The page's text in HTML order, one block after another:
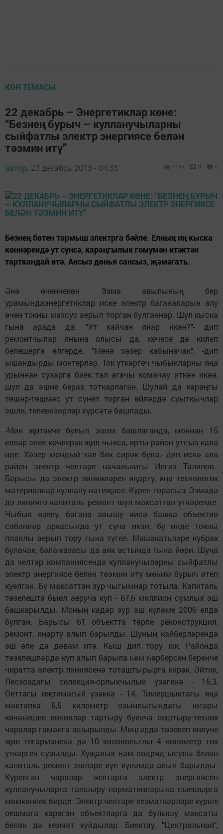
КӨН ТЕМАСЫ
22 декабрь – Энергетиклар көне:
“Безнең бурыч – кулланучыларны
сыйфатлы электр энергиясе белән
тәэмин итү”
автор, 23 декабрь 2013 - 04:33 1165 0 0
Безнең бөтен тормыш электрга бәйле. Елның иң кыска
көннәрендә ут сүнсә, караңгылык гомумән итәктән
тарткандай итә. Ансыз дөнья сансыз, җәмәгать.
Әнә өченчекөн Эзмә авылының бер
урамындаэнергетиклар иске электр баганаларын алу
өчен токны махсус аерып торган булганнар. Шул кыска
гына арада да: "Ут кайчан янар икән?"- дип
ремонтчылар янына олысы да, кечесе дә килеп
белешергә өлгерде. "Менә хәзер кабыначак", -дип
ышандырды монтерлар. Ток үткәргеч чыбыкларны яңа
урыннан сузарга биек тал агачы комачау иткән икән,
шул да эшне бераз тоткарлаган. Шулай да караңгы
төшәр-төшмәс ут сүнеп торган өйләрдә суыткычлар
эшли, телевизорлар күрсәтә башлады.
-Мин җитәкче булып эшли башлаганда, моннан 15
еллар элек көчлерәк җил чыкса, ярты район утсыз кала
иде. Хәзер мондый хәл бик сирәк була,- дип искә ала
район электр челтәре начальнигы Илгиз Талипов.-
Барысы да электр линияләрен яңарту, яңа технологик
материаллар куллану нәтиҗәсе. Күреп торасыз, Эзмәдә
дә линиягә капиталь ремонт шул максаттан үткәрелде.
Чыбык өзелү, багана авышу яисә башка объектив
сәбәпләр аркасында ут сүнә икән, бу инде токны
планлы аерып тору гына түгел. Мәшәкатьләре күбрәк
булачак, бәла-казасы да аяк астында гына йөри. Шуңа
да челтәр компаниясендә кулланучыларны сыйфатлы
электр энергиясе белән тәэмин итү мөһим бурыч итеп
куелган. Бу максаттан зур чыгымнар тотыла. Капиталь
төзелештә быел аеруча күп - 67,6 миллион сумлык эш
башкарылды. Моның кадәр зур эш күләме 2006 елда
булган. Барысы 61 объектта төрле реконструкция,
ремонт, яңарту алып барылды. Шуның кайберләрендә
эш әле дә дәвам итә. Кыш дип тору юк. Районда
төзелешләрдә күп алып барыла һәм һәрберсен беренче
чиратта электр линиясенә тоташтырырга кирәк. Әйтик,
Лесхоздагы селекция-орлыкчылык үзәгенә - 15,3,
Оеттагы иҗтимагый үзәккә - 14, Тимершыктагы яңа
мәктәпкә 5,5 километр озынлыгындагы югары
көчәнешле линияләр тартыру буенча оештыру-техник
чаралар гамәлгә ашырылды. Миңгәрдә төзелеп килүче
җил тегәрмәненә дә 10 киловольтлы 4 километр ток
үткәргеч сузылды. Хуҗалык һәм подряд ысулы белән
капиталь ремонт эшләре күп күләмдә алып барылды.
Күрелгән чаралар челтәргә электр энергиясен
кулланучыларга тапшыру нормативларына сыешырга
мөмкинлек бирде. Электр челтәре хезмәткәрләре күрше
оешмага караган объектларга да булышу максаты
белән дә хезмәт куйдылар. Биектау, "Центральная",